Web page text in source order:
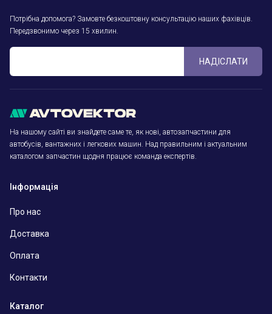
Потрібна допомога? Замовте безкоштовну консультацію наших фахівців.
Передзвонимо через 15 хвилин.
НАДІСЛАТИ
На нашому сайті ви знайдете саме те, як нові, автозапчастини для
автобусів, вантажних і легкових машин. Над правильним і актуальним
каталогом запчастин щодня працює команда експертів.
Інформація
Про нас
Доставка
Оплата
Контакти
Каталог